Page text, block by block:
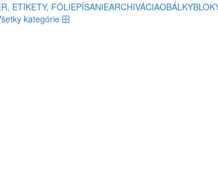
ETIKETY, FÓLIEPÍSANIEARCHIVÁCIAOBÁLKY
kategórie